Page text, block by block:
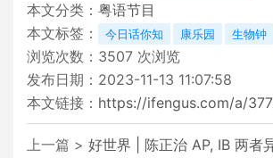
本文分类： 粤语节目
本文标签：
今日话你知 康乐园 生物钟
浏览次数： 3507 次浏览
发布日期：2023-11-13 11:07:58
本文链接： https://ifengus.com/a/
上一篇 > 好世界 | 陈正治 AP, IB 两者